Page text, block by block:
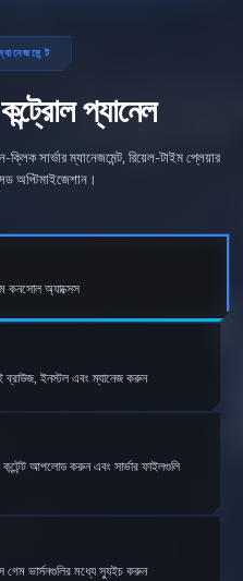
প্যানেল
সার্ভার ম্যানেজমেন্ট, রিয়েল-টাইম প্লেয়ার
অপ্টিমাইজেশান।
কনসোল অ্যাক্সেস
ব্রাউজ, ইনস্টল এবং ম্যানেজ করুন
আপলোড করুন এবং সার্ভার ফাইলগুলি
গেম ভার্সনগুলির মধ্যে স্যুইচ করুন